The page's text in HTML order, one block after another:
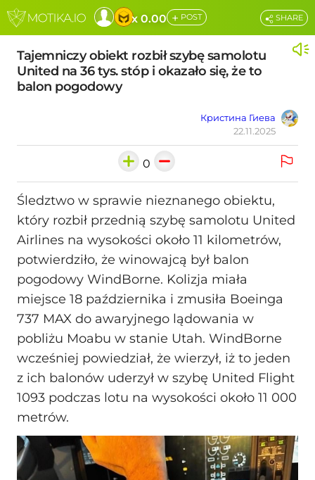
x 0.00 + POST
Tajemniczy obiekt rozbił szybę samolotu
United na 36 tys. stóp i okazało się, że to
balon pogodowy
Кристина Гиева
22.11.2025
SHARE
0
Śledztwo w sprawie nieznanego obiektu,
który rozbił przednią szybę samolotu United
Airlines na wysokości około 11 kilometrów,
potwierdziło, że winowajcą był balon
pogodowy WindBorne. Kolizja miała
miejsce 18 października i zmusiła Boeinga
737 MAX do awaryjnego lądowania w
pobliżu Moabu w stanie Utah. WindBorne
wcześniej powiedział, że wierzył, iż to jeden
z ich balonów uderzył w szybę United Flight
1093 podczas lotu na wysokości około 11 000
metrów.